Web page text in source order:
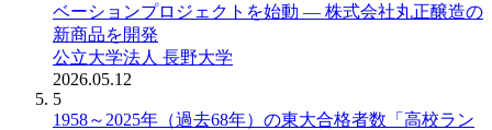
ベーションプロジェクトを始動 ― 株式会社丸正醸造の
新商品を開発
公立大学法人 長野大学
2026.05.12
5
1958～2025年（過去68年）の東大合格者数「高校ラン